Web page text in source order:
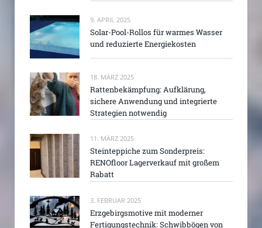
9. APRIL 2025
Solar-Pool-Rollos für warmes Wasser
und reduzierte Energiekosten
18. MÄRZ 2025
Rattenbekämpfung: Aufklärung,
sichere Anwendung und integrierte
Strategien notwendig
11. MÄRZ 2025
Steinteppiche zum Sonderpreis:
RENOfloor Lagerverkauf mit großem
Rabatt
3. FEBRUAR 2025
Erzgebirgsmotive mit moderner
Fertigungstechnik: Schwibbögen von